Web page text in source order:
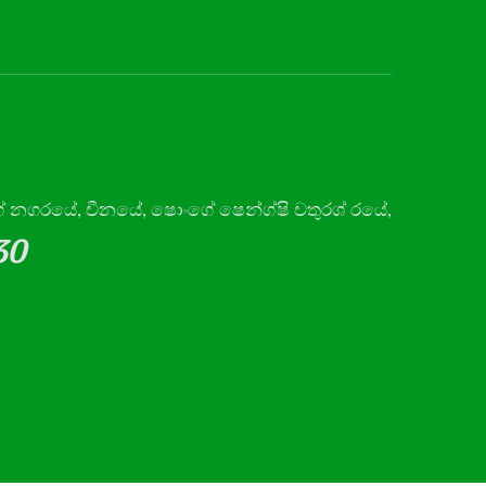
නගරයේ, චීනයේ, ෂොංගේ ෂෙන්ග්ෂි චතුරශ් රයේ,